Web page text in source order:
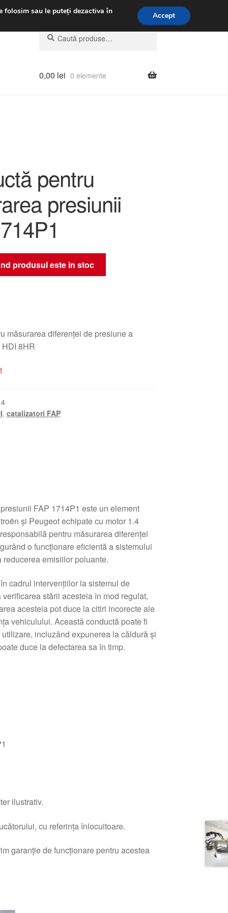
031 229 6816
Caută
după:
Caută
0,00 lei 0 elemente
pentru
presiunii
produsul este in stoc
măsurarea diferenței de presiune a
8HR
, catalizatori FAP
FAP 1714P1 este un element
și Peugeot echipate cu motor 1.4
pentru măsurarea diferenței
o funcționare eficientă a sistemului
emisiilor poluante.
cadrul intervențiilor la sistemul de
stării acesteia în mod regulat,
acesteia pot duce la citiri incorecte ale
vehiculului. Această conductă poate fi
incluzând expunerea la căldură și
duce la defectarea sa în timp.
ilustrativ.
cu referința înlocuitoare.
garanție de funcționare pentru acestea
folosim sau le puteți dezactiva în Accept